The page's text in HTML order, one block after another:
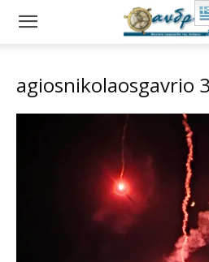
agiosnikolaosgavrio 3